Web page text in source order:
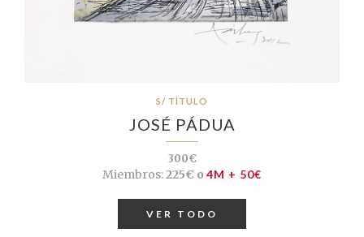
S/ TÍTULO
JOSÉ PÁDUA
300€
Miembros:225€ o 4M + 50€
VER TODO